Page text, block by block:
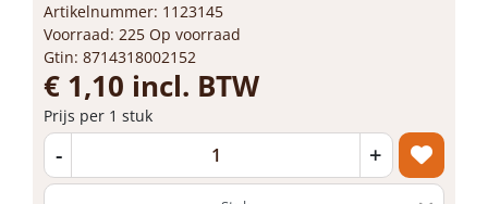
Artikelnummer: 1123145
Voorraad: 225 Op voorraad
Gtin: 8714318002152
€ 1,10 incl. BTW
Prijs per 1 stuk
- +